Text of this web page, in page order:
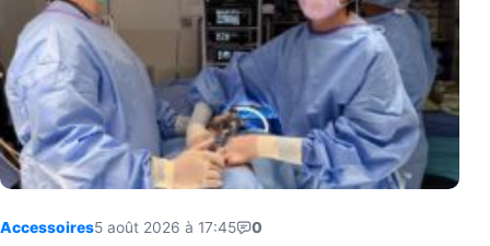
Accessoires5 août 2026 à 17:45 0